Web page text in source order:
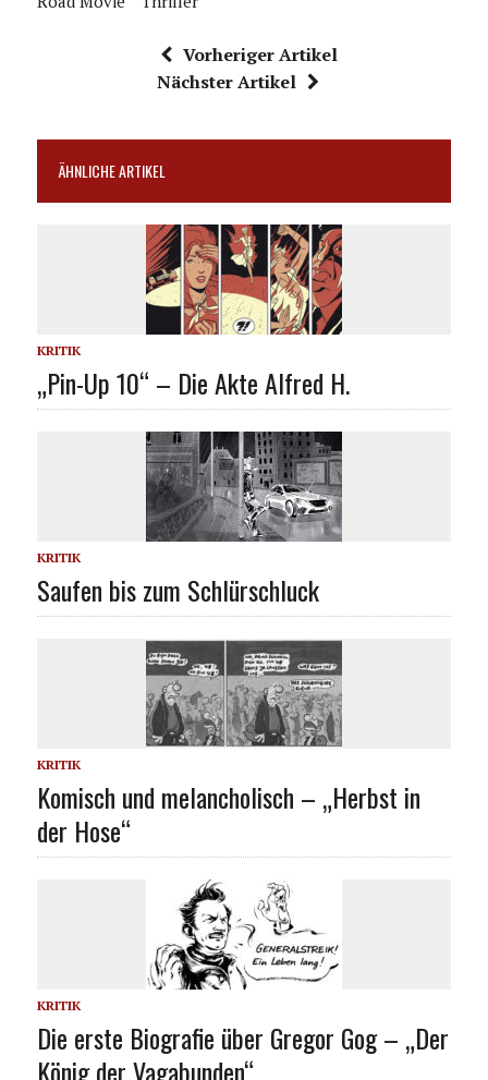
Vorheriger Artikel
Nächster Artikel
ÄHNLICHE ARTIKEL
KRITIK
„Pin-Up 10“ – Die Akte Alfred H.
KRITIK
Saufen bis zum Schlürschluck
KRITIK
Komisch und melancholisch – „Herbst in
der Hose“
KRITIK
Die erste Biografie über Gregor Gog – „Der
König der Vagabunden“